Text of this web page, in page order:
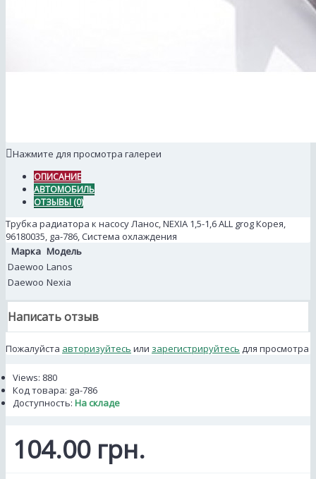
Нажмите для просмотра галереи
ОПИСАНИЕ
АВТОМОБИЛЬ
ОТЗЫВЫ (0)
Трубка радиатора к насосу Ланос, NEXIA 1,5-1,6 ALL grog Корея,
96180035, ga-786, Система охлаждения
Марка Модель
Daewoo Lanos
Daewoo Nexia
Написать отзыв
Пожалуйста авторизуйтесь или зарегистрируйтесь для просмотра
Views: 880
Код товара: ga-786
Доступность: На складе
104.00 грн.